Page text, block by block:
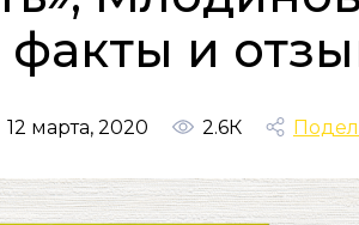
и
12 марта, 2020 2.6К